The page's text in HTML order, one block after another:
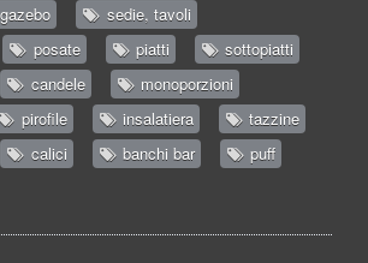
sedie, tavoli
posate piatti
sottopiatti
candele
monoporzioni
pirofile insalatiera
tazzine
calici banchi bar puff